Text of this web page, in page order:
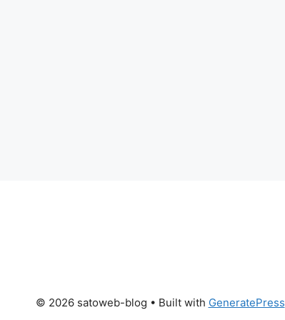
© 2026 satoweb-blog • Built with GeneratePress